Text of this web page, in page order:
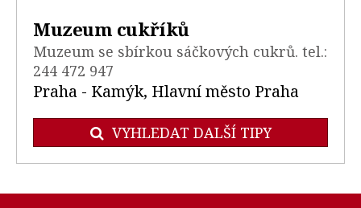
Muzeum cukříků
Muzeum se sbírkou sáčkových cukrů. tel.:
244 472 947
Praha - Kamýk, Hlavní město Praha
VYHLEDAT DALŠÍ TIPY